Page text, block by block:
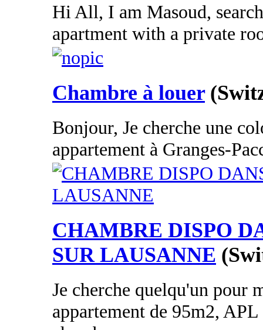
Hi All, I am Masoud,
apartment with a private
Chambre à louer
Bonjour, Je cherche une
appartement à Granges-
CHAMBRE DISPO
SUR LAUSANNE
Je cherche quelqu'un pour
appartement de 95m2,